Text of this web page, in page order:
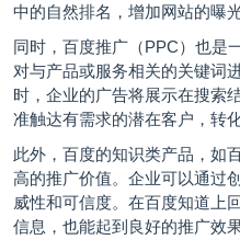
中的自然排名，增加网站的曝
同时，百度推广（PPC）也是
对与产品或服务相关的关键词
时，企业的广告将展示在搜索
准触达有需求的潜在客户，转
此外，百度的知识类产品，如
高的推广价值。企业可以通过
威性和可信度。在百度知道上
信息，也能起到良好的推广效果